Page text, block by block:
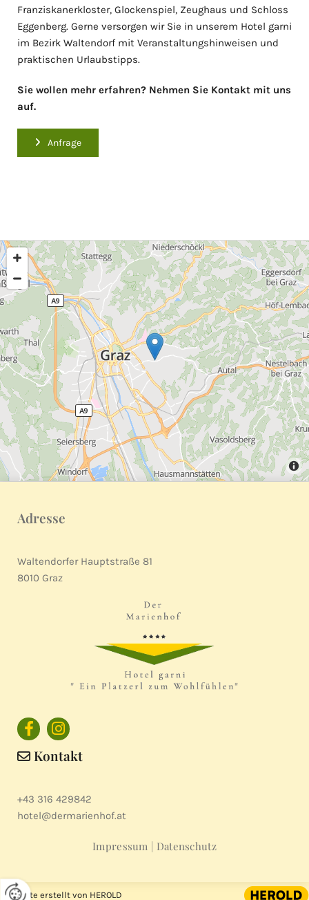
Franziskanerkloster, Glockenspiel, Zeughaus und Schloss
Eggenberg. Gerne versorgen wir Sie in unserem Hotel garni
im Bezirk Waltendorf mit Veranstaltungshinweisen und
praktischen Urlaubstipps.
Sie wollen mehr erfahren? Nehmen Sie Kontakt mit uns
auf.
Anfrage
Adresse
Waltendorfer Hauptstraße 81
8010 Graz
 Kontakt
+43 316 429842
hotel@dermarienhof.at
Impressum | Datenschutz
Website erstellt von HEROLD